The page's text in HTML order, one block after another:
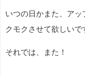
いつの日かまた、ア
クモクさせて欲しいで
それでは、また！